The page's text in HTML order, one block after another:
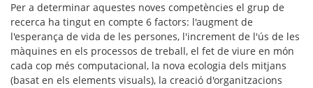
Per a determinar aquestes noves competències el grup de
recerca ha tingut en compte 6 factors: l'augment de
l'esperança de vida de les persones, l'increment de l'ús de les
màquines en els processos de treball, el fet de viure en món
cada cop més computacional, la nova ecologia dels mitjans
(basat en els elements visuals), la creació d'organitzacions